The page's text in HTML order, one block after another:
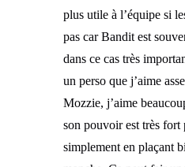
plus utile à l’équipe si
pas car Bandit est
dans ce cas très
un perso que j’aime
Mozzie, j’aime
son pouvoir est très fort
simplement en plaçant